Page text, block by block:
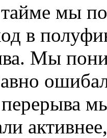
мы
в
Мы